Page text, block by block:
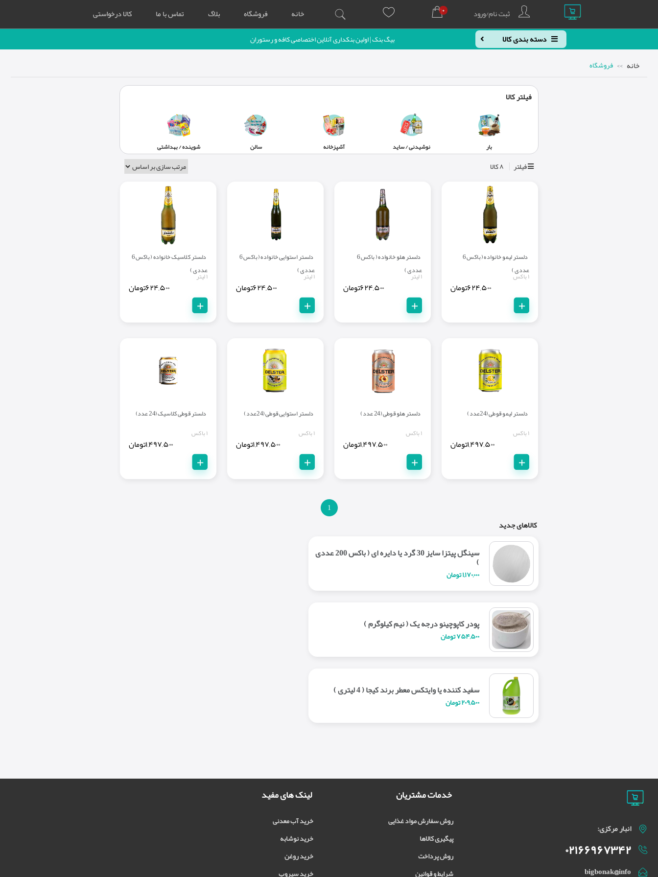
ثبت نام/ورود ۰ خانه فروشگاه بلاگ تماس با ما
کالا درخواستی
دسته بندی کالا
بیگ بنک | اولین بنکداری آنلاین اختصاصی کافه و رستوران
خانه فروشگاه
فیلتر کالا
بار نوشیدنی / ساید آشپزخانه سالن شوینده / بهداشتی
فیلتر ۸ کالا
دلستر لیمو خانواده ( باکس 6
عددی )۱ باکس
۶۲۴,۵۰۰تومان
+
دلستر هلو خانواده ( باکس 6
عددی )۱ لیتر
۶۲۴,۵۰۰تومان
+
دلستر استوایی خانواده ( باکس 6
عددی )۱ لیتر
۶۲۴,۵۰۰تومان
+
دلستر کلاسیک خانواده ( باکس 6
عددی )۱ لیتر
۶۲۴,۵۰۰تومان
+
دلستر لیمو قوطی (24عدد)
۱ باکس
۱,۴۹۷,۵۰۰تومان
+
دلستر هلو قوطی (24 عدد)
۱ باکس
۱,۴۹۷,۵۰۰تومان
+
دلستر استوایی قوطی (24عدد)
۱ باکس
۱,۴۹۷,۵۰۰تومان
+
دلستر قوطی کلاسیک (24 عدد)
۱ باکس
۱,۴۹۷,۵۰۰تومان
+
1
کالاهای جدید
سینگل پیتزا سایز 30 گرد یا دایره ای ( باکس 200 عددی
)
۱,۱۷۰,۰۰۰ تومان
پودر کاپوچینو درجه یک ( نیم کیلوگرم )
۷۵۴,۵۰۰ تومان
سفید کننده یا وایتکس معطر برند کیجا ( 4 لیتری )
۲۰۹,۵۰۰ تومان
انبار مرکزی:
۰۲۱۶۶۹۶۷۳۴۲
bigbonak@info
خدمات مشتریان
روش سفارش مواد غذایی
پیگیری کالاها
روش پرداخت
شرایط و قوانین
لینک های مفید
خرید آب معدنی
خرید نوشابه
خرید روغن
خرید سیروپ